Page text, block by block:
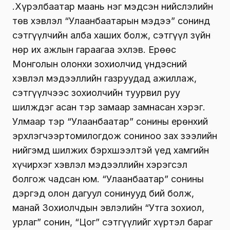
Ү.Хүрэлбаатар маань нэг мэдсэн нийслэлийн
төв хэвлэл “Улаанбаатарын мэдээ” сонинд
сэтгүүлчийн алба хаших болж, сэтгүүл зүйн
нөр их ажлын гараагаа эхлэв. Ерөөс
Монголын олонхи зохиолчид үндэсний
хэвлэл мэдээллийн газруудад ажиллаж,
сэтгүүлчээс зохиолчийн туурвил руу
шилждэг асан тэр замаар замнасан хэрэг.
Улмаар тэр “Улаанбаатар” сонины ерөнхий
эрхлэгчээртомилогдож сониноо зах зээлийн
нийгэмд шилжих бэрхшээлтэй үед хамгийн
хүчирхэг хэвлэл мэдээллийн хэрэгсэл
болгож чадсан юм. “Улаанбаатар” сонины
дэргэд олон дагуул сонинууд бий болж,
манай Зохиолчдын эвлэлийн “Утга зохиол,
урлаг” сонин, “Цог” сэтгүүлийг хүртэл бараг